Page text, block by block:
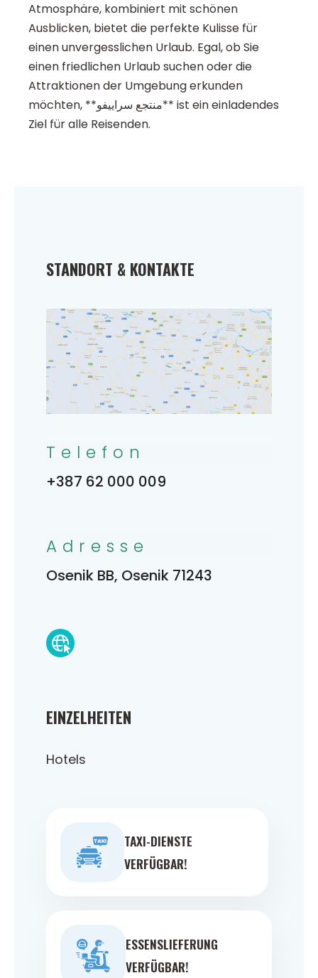
Atmosphäre, kombiniert mit schönen
Ausblicken, bietet die perfekte Kulisse für
einen unvergesslichen Urlaub. Egal, ob Sie
einen friedlichen Urlaub suchen oder die
Attraktionen der Umgebung erkunden
möchten, **منتجع سراييفو** ist ein einladendes
Ziel für alle Reisenden.
EINZELHEITEN
Hotels
TAXI-DIENSTE
VERFÜGBAR!
ESSENSLIEFERUNG
VERFÜGBAR!
STANDORT & KONTAKTE
Telefon
+387 62 000 009
Adresse
Osenik BB, Osenik 71243